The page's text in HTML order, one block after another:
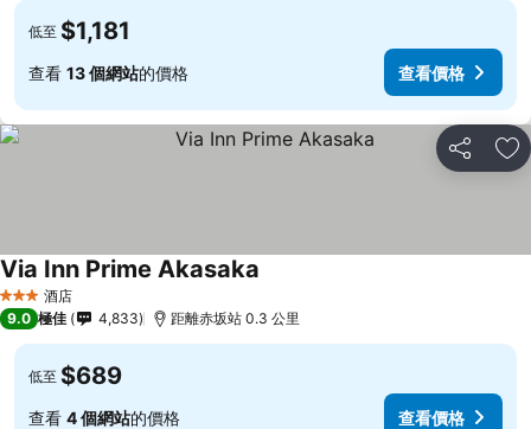
低至 $1,181
查看 13 個網站的價格 查看價格
分享 放
3 星級 酒店
Via Inn Prime Akasaka
9.0 極佳 4,833 距離赤坂站 0.3 公里
低至 $689
查看 4 個網站的價格 查看價格